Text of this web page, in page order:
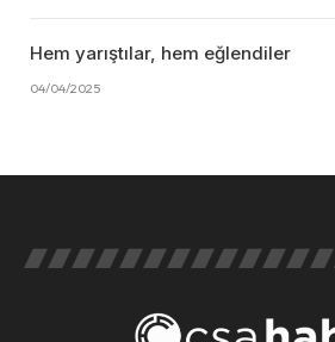
Hem yarıştılar, hem eğlendiler
04/04/2025